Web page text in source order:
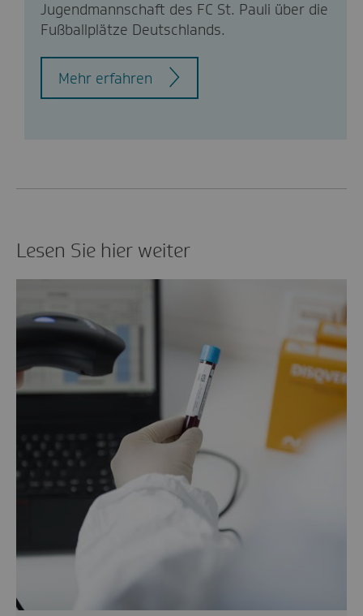
Jugendmannschaft des FC St. Pauli über die
Fußballplätze Deutschlands.
Mehr erfahren
Lesen Sie hier weiter